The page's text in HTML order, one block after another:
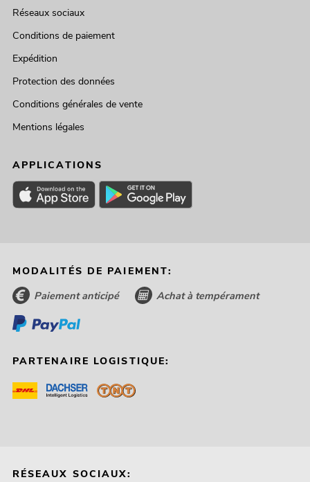
Réseaux sociaux
Conditions de paiement
Expédition
Protection des données
Conditions générales de vente
Mentions légales
APPLICATIONS
MODALITÉS DE PAIEMENT:
Paiement anticipé Achat à tempérament
PARTENAIRE LOGISTIQUE:
RÉSEAUX SOCIAUX: